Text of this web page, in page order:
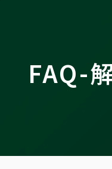
FAQ-